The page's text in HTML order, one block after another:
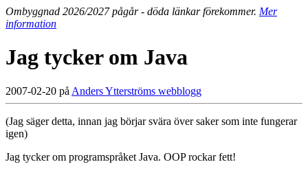
Ombyggnad 2026/2027 pågår - döda länkar förekommer. Mer
information
Jag tycker om Java
2007-02-20 på Anders Ytterströms webblogg
(Jag säger detta, innan jag börjar svära över saker som inte fungerar
igen)
Jag tycker om programspråket Java. OOP rockar fett!